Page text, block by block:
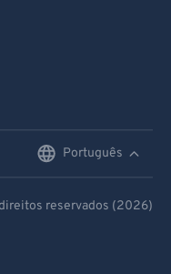
Português
reservados (2026)